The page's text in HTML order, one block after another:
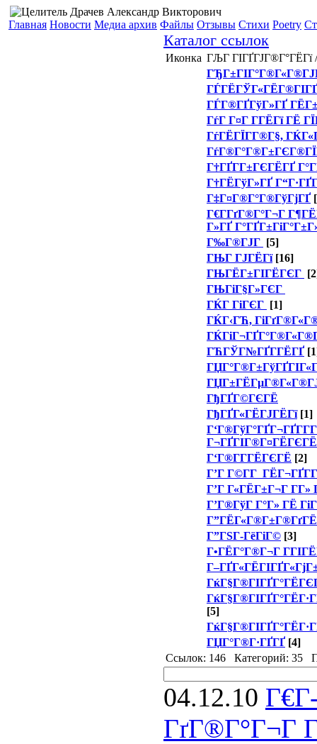
Главная Новости Медиа архив Файлы Отзывы Стихи Poetry
Каталог ссылок
Иконка ГЉГ
ГЃГ®ГҐГўГ»ГҐ
ГѓГ Г¤Г Г­ГЁГї ГЁ
ГѓГЁГЇГ­Г®Г§,
Г†ГҐГ­Г±ГЄГЁГҐ
Г†ГЁГўГ»ГҐ
Г‡Г¤Г®Г°Г®ГўГјГҐ
Г€Г­ГґГ®Г°Г¬Г
Г»ГҐ
Г‰Г®ГЈГ [5]
ГЊГ ГЈГЁГї[16]
ГЊГЁГ±ГІГЁГЄГ
ГЊГіГ§Г»ГЄГ
ГЌГ ГіГЄГ [1]
ГЌГ‹ГЋ,
ГЋГЎГ№ГҐГ­ГЁГҐ
ГђГҐГ©ГЄГЁ
ГђГҐГ«ГЁГЈГЁГї[1]
Г¬ГҐГІГ®Г¤ГЁГЄГЁ
Г‘Г®Г­Г­ГЁГЄГЁ [2]
Г’Г Г©Г­Г
Г’Г Г«ГЁГ±Г¬Г Г­Г»
Г’Г®ГўГ Г°Г» ГЁ
Г”ГЅГ­-ГёГіГ© [3]
Г•ГЁГ°Г®Г¬Г
[5]
ГЏГ°Г®Г·ГҐГҐ [4]
Ссылок: 146 Категорий: 35
04.12.10
ГґГ®Г°Г¬Г